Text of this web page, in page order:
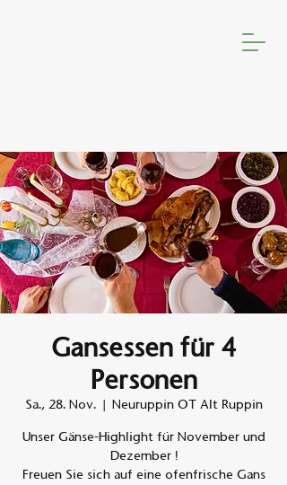
Gansessen für 4
Personen
Sa., 28. Nov.
  |
Neuruppin OT Alt Ruppin
Unser Gänse-Highlight für November und
Dezember !
Freuen Sie sich auf eine ofenfrische Gans